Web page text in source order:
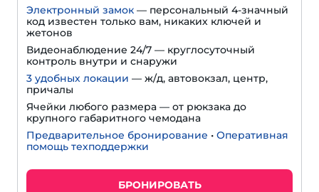
Электронный замок — персональный 4-значный
код известен только вам, никаких ключей и
жетонов
Видеонаблюдение 24/7 — круглосуточный
контроль внутри и снаружи
3 удобных локации — ж/д, автовокзал, центр,
причалы
Ячейки любого размера — от рюкзака до
крупного габаритного чемодана
Предварительное бронирование • Оперативная
помощь техподдержки
БРОНИРОВАТЬ